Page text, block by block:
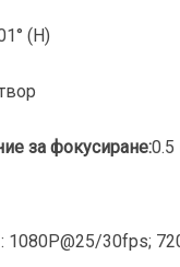
(H)
за фокусиране:
1080P@25/30fps;